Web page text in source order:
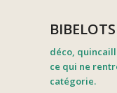
BIBELOTS
déco,
ce qui ne
catégorie.